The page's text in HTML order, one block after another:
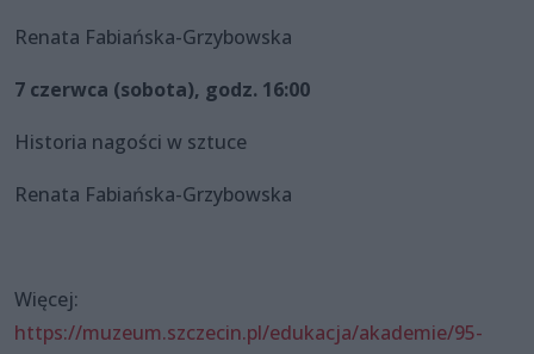
Renata Fabiańska-Grzybowska
7 czerwca (sobota), godz. 16:00
Historia nagości w sztuce
Renata Fabiańska-Grzybowska
Więcej:
https://muzeum.szczecin.pl/edukacja/akademie/95-